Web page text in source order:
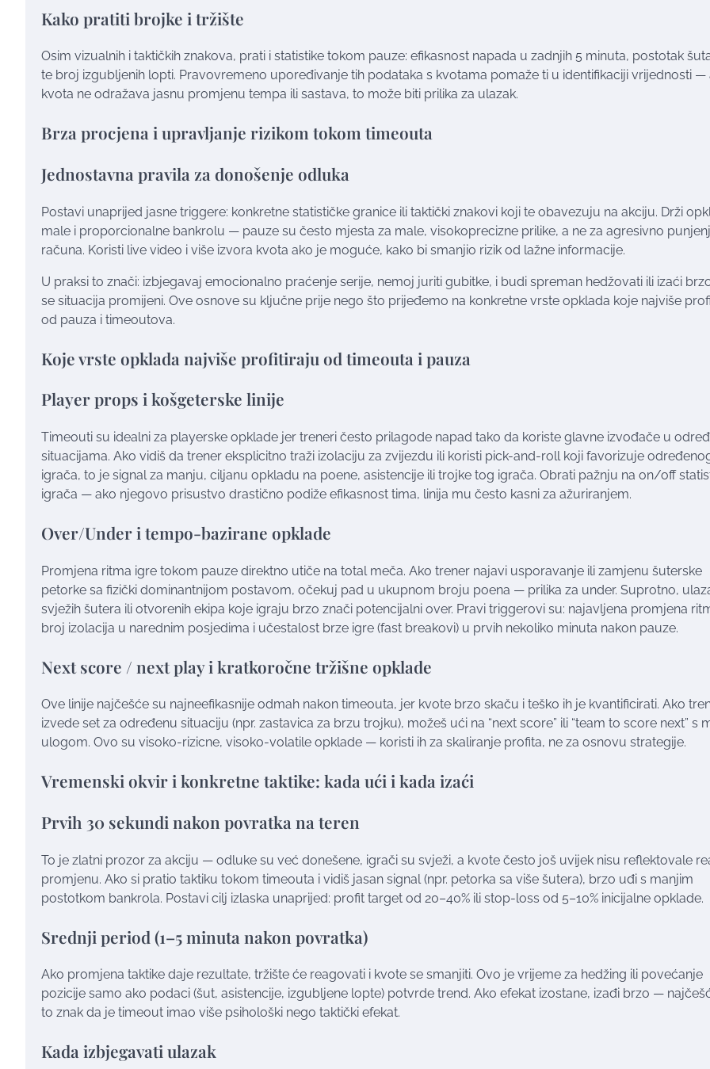
Kako pratiti brojke i tržište
Osim vizualnih i taktičkih znakova, prati i statistike tokom pauze: efikasnost napada u zadnjih 5 minuta, postotak
te broj izgubljenih lopti. Pravovremeno upoređivanje tih podataka s kvotama pomaže ti u identifikaciji vrijednosti —
kvota ne odražava jasnu promjenu tempa ili sastava, to može biti prilika za ulazak.
Brza procjena i upravljanje rizikom tokom timeouta
Jednostavna pravila za donošenje odluka
Postavi unaprijed jasne triggere: konkretne statističke granice ili taktički znakovi koji te obavezuju na akciju. Drži
male i proporcionalne bankrolu — pauze su često mjesta za male, visokoprecizne prilike, a ne za agresivno
računa. Koristi live video i više izvora kvota ako je moguće, kako bi smanjio rizik od lažne informacije.
U praksi to znači: izbjegavaj emocionalno praćenje serije, nemoj juriti gubitke, i budi spreman hedžovati ili izaći
se situacija promijeni. Ove osnove su ključne prije nego što prijeđemo na konkretne vrste opklada koje najviše
od pauza i timeoutova.
Koje vrste opklada najviše profitiraju od timeouta i pauza
Player props i košgeterske linije
Timeouti su idealni za playerske opklade jer treneri često prilagode napad tako da koriste glavne izvođače u
situacijama. Ako vidiš da trener eksplicitno traži izolaciju za zvijezdu ili koristi pick-and-roll koji favorizuje
igrača, to je signal za manju, ciljanu opkladu na poene, asistencije ili trojke tog igrača. Obrati pažnju na on/off
igrača — ako njegovo prisustvo drastično podiže efikasnost tima, linija mu često kasni za ažuriranjem.
Over/Under i tempo-bazirane opklade
Promjena ritma igre tokom pauze direktno utiče na total meča. Ako trener najavi usporavanje ili zamjenu šuterske
petorke sa fizički dominantnijom postavom, očekuj pad u ukupnom broju poena — prilika za under. Suprotno,
svježih šutera ili otvorenih ekipa koje igraju brzo znači potencijalni over. Pravi triggerovi su: najavljena promjena
broj izolacija u narednim posjedima i učestalost brze igre (fast breakovi) u prvih nekoliko minuta nakon pauze.
Next score / next play i kratkoročne tržišne opklade
Ove linije najčešće su najneefikasnije odmah nakon timeouta, jer kvote brzo skaču i teško ih je kvantificirati. Ako
izvede set za određenu situaciju (npr. zastavica za brzu trojku), možeš ući na “next score” ili “team to score next” s
ulogom. Ovo su visoko-rizicne, visoko-volatile opklade — koristi ih za skaliranje profita, ne za osnovu strategije.
Vremenski okvir i konkretne taktike: kada ući i kada izaći
Prvih 30 sekundi nakon povratka na teren
To je zlatni prozor za akciju — odluke su već donešene, igrači su svježi, a kvote često još uvijek nisu reflektovale
promjenu. Ako si pratio taktiku tokom timeouta i vidiš jasan signal (npr. petorka sa više šutera), brzo uđi s manjim
postotkom bankrola. Postavi cilj izlaska unaprijed: profit target od 20–40% ili stop-loss od 5–10% inicijalne opklade.
Srednji period (1–5 minuta nakon povratka)
Ako promjena taktike daje rezultate, tržište će reagovati i kvote se smanjiti. Ovo je vrijeme za hedžing ili povećanje
pozicije samo ako podaci (šut, asistencije, izgubljene lopte) potvrde trend. Ako efekat izostane, izađi brzo —
to znak da je timeout imao više psihološki nego taktički efekat.
Kada izbjegavati ulazak